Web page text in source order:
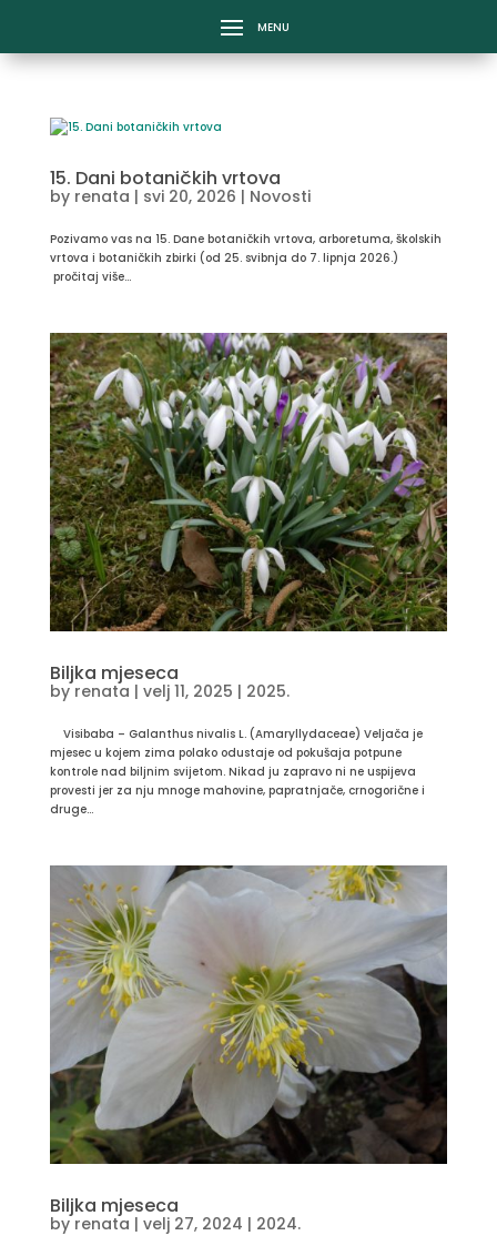
15. Dani botaničkih vrtova
by renata | svi 20, 2026 | Novosti
Pozivamo vas na 15. Dane botaničkih vrtova, arboretuma, školskih
vrtova i botaničkih zbirki (od 25. svibnja do 7. lipnja 2026.)
pročitaj više...
Biljka mjeseca
byrenata | velj 11, 2025 | 2025.
Visibaba – Galanthus nivalis L. (Amaryllydaceae) Veljača je
mjesec u kojem zima polako odustaje od pokušaja potpune
kontrole nad biljnim svijetom. Nikad ju zapravo ni ne uspijeva
provesti jer za nju mnoge mahovine, papratnjače, crnogorične i
druge...
Biljka mjeseca
byrenata | velj 27, 2024 | 2024.